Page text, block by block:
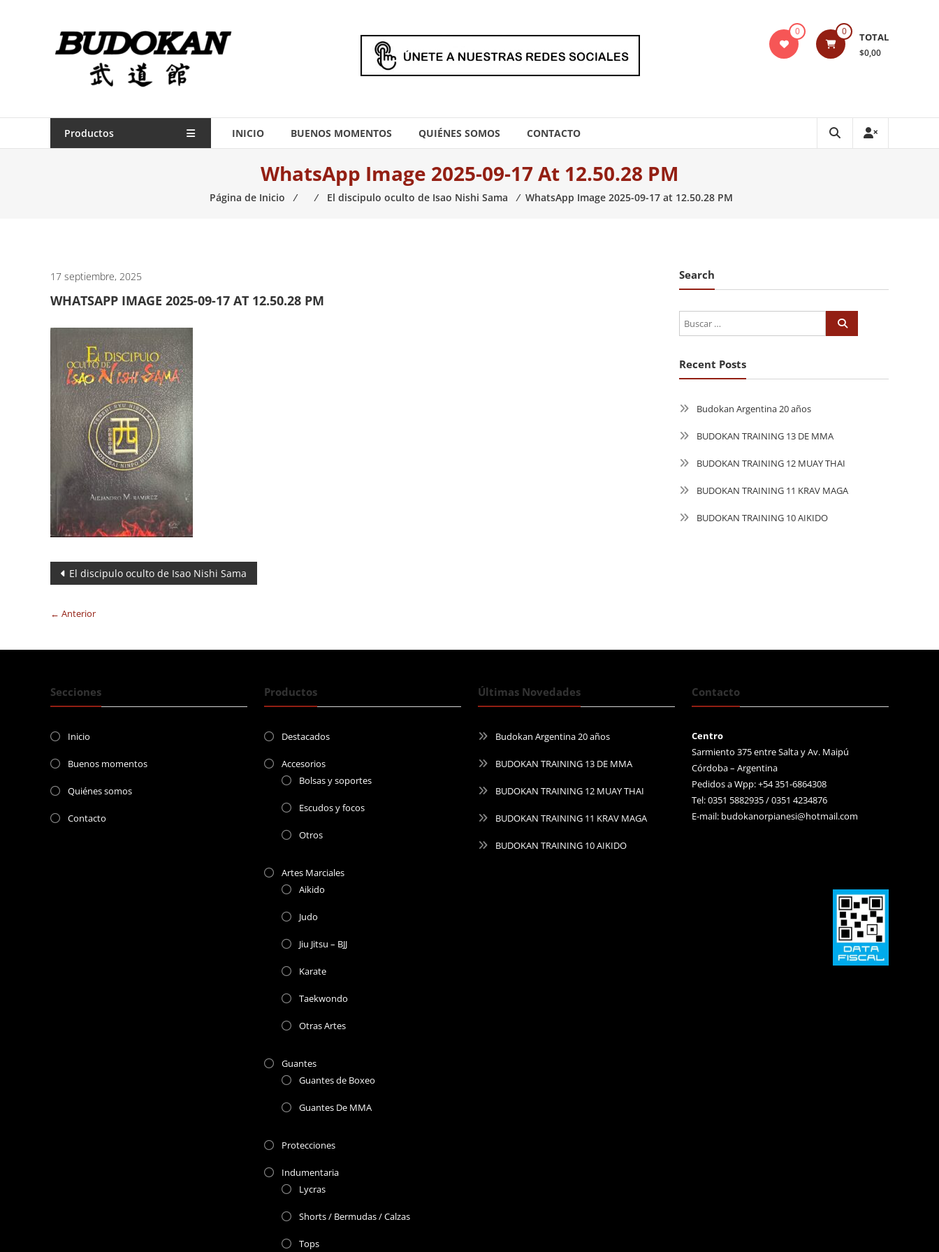
Indumentaria
para
artes
marciales
Todo
lo
marciales.
0 0 TOTAL
$0,00
Productos INICIO BUENOS MOMENTOS QUIÉNES SOMOS CONTACTO
WhatsApp Image 2025-09-17 At 12.50.28 PM
Página de Inicio ⁄ ⁄ El discipulo oculto de Isao Nishi Sama ⁄ WhatsApp Image 2025-09-17 at 12.50.28 PM
17 septiembre, 2025
WHATSAPP IMAGE 2025-09-17 AT 12.50.28 PM
Navegación
El discipulo oculto de Isao Nishi Sama
← Anterior
Search
Recent Posts
Budokan Argentina 20 años
BUDOKAN TRAINING 13 DE MMA
BUDOKAN TRAINING 12 MUAY THAI
BUDOKAN TRAINING 11 KRAV MAGA
BUDOKAN TRAINING 10 AIKIDO
Secciones
Inicio
Buenos momentos
Quiénes somos
Contacto
Productos
Destacados
Accesorios
Bolsas y soportes
Escudos y focos
Otros
Artes Marciales
Aikido
Judo
Jiu Jitsu – BJJ
Karate
Taekwondo
Otras Artes
Guantes
Guantes de Boxeo
Guantes De MMA
Protecciones
Indumentaria
Lycras
Shorts / Bermudas / Calzas
Tops
Últimas Novedades
Budokan Argentina 20 años
BUDOKAN TRAINING 13 DE MMA
BUDOKAN TRAINING 12 MUAY THAI
BUDOKAN TRAINING 11 KRAV MAGA
BUDOKAN TRAINING 10 AIKIDO
Contacto
Centro
Sarmiento 375 entre Salta y Av. Maipú
Córdoba – Argentina
Pedidos a Wpp: +54 351-6864308
Tel: 0351 5882935 / 0351 4234876
E-mail: budokanorpianesi@hotmail.com